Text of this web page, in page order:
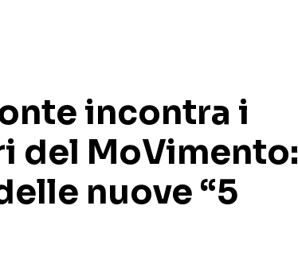
incontra i
del MoVimento:
nuove “5